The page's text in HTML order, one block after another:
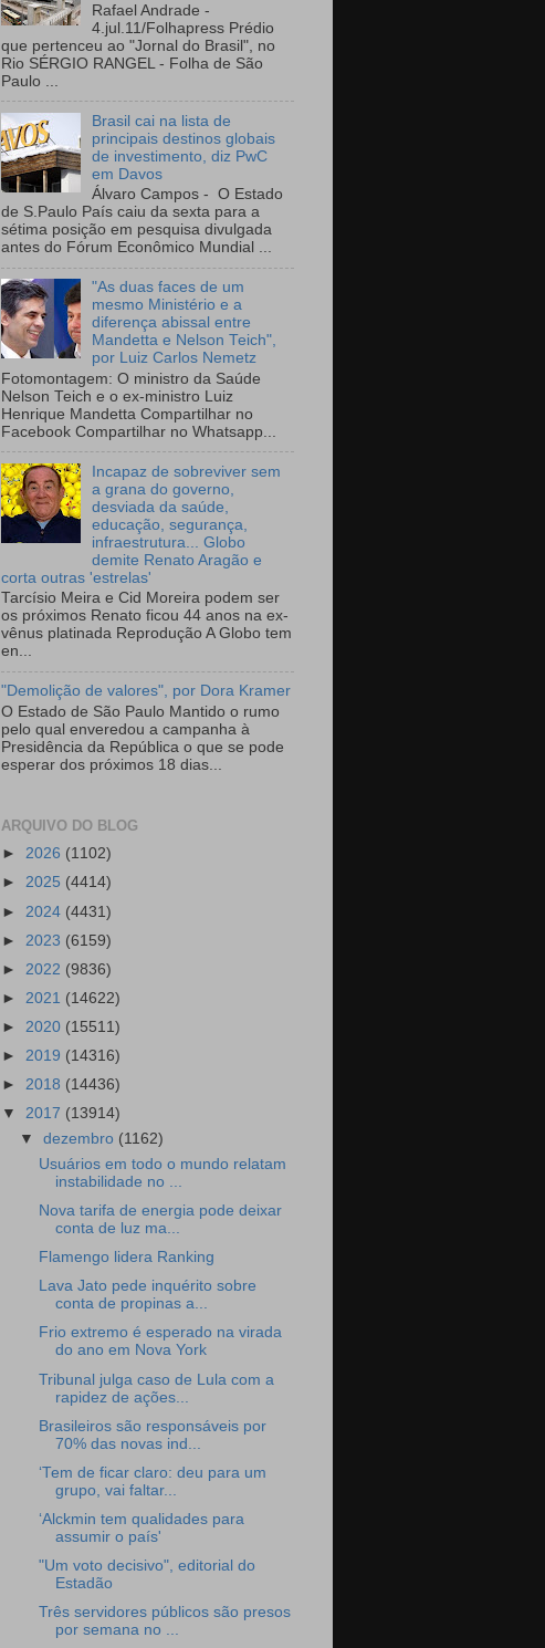
Rafael Andrade -
4.jul.11/Folhapress Prédio
que pertenceu ao "Jornal do Brasil", no
Rio SÉRGIO RANGEL - Folha de São
Paulo ...
Brasil cai na lista de
principais destinos globais
de investimento, diz PwC
em Davos
Álvaro Campos - O Estado
de S.Paulo País caiu da sexta para a
sétima posição em pesquisa divulgada
antes do Fórum Econômico Mundial ...
"As duas faces de um
mesmo Ministério e a
diferença abissal entre
Mandetta e Nelson Teich",
por Luiz Carlos Nemetz
Fotomontagem: O ministro da Saúde
Nelson Teich e o ex-ministro Luiz
Henrique Mandetta Compartilhar no
Facebook Compartilhar no Whatsapp...
Incapaz de sobreviver sem
a grana do governo,
desviada da saúde,
educação, segurança,
infraestrutura... Globo
demite Renato Aragão e
corta outras 'estrelas'
Tarcísio Meira e Cid Moreira podem ser
os próximos Renato ficou 44 anos na ex-
vênus platinada Reprodução A Globo tem
en...
"Demolição de valores", por Dora Kramer
O Estado de São Paulo Mantido o rumo
pelo qual enveredou a campanha à
Presidência da República o que se pode
esperar dos próximos 18 dias...
ARQUIVO DO BLOG
► 2026 (1102)
► 2025 (4414)
► 2024 (4431)
► 2023 (6159)
► 2022 (9836)
► 2021 (14622)
► 2020 (15511)
► 2019 (14316)
► 2018 (14436)
▼ 2017 (13914)
▼dezembro (1162)
Usuários em todo o mundo relatam
instabilidade no ...
Nova tarifa de energia pode deixar
conta de luz ma...
Flamengo lidera Ranking
Lava Jato pede inquérito sobre
conta de propinas a...
Frio extremo é esperado na virada
do ano em Nova York
Tribunal julga caso de Lula com a
rapidez de ações...
Brasileiros são responsáveis por
70% das novas ind...
‘Tem de ficar claro: deu para um
grupo, vai faltar...
‘Alckmin tem qualidades para
assumir o país'
"Um voto decisivo", editorial do
Estadão
Três servidores públicos são presos
por semana no ...